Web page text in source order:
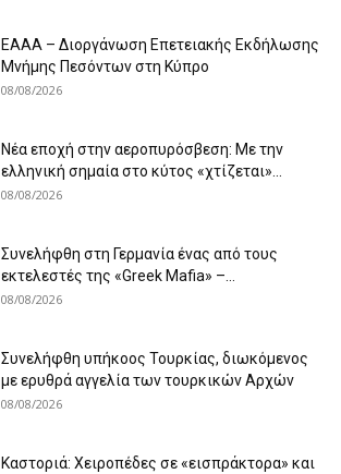
ΕΑΑΑ – Διοργάνωση Επετειακής Εκδήλωσης
Μνήμης Πεσόντων στη Κύπρο
08/08/2026
Νέα εποχή στην αεροπυρόσβεση: Με την
ελληνική σημαία στο κύτος «χτίζεται»...
08/08/2026
Συνελήφθη στη Γερμανία ένας από τους
εκτελεστές της «Greek Mafia» –...
08/08/2026
Συνελήφθη υπήκοος Τουρκίας, διωκόμενος
με ερυθρά αγγελία των τουρκικών Αρχών
08/08/2026
Καστοριά: Χειροπέδες σε «εισπράκτορα» και